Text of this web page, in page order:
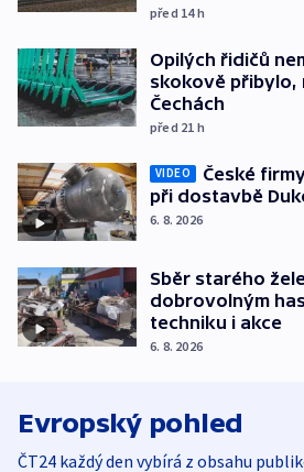
před 14h
Opilých řidičů
skokově přibylo,
Čechách
před 21 h
VIDEO
České
při dostavbě
6. 8. 2026
Sběr starého
dobrovolným
techniku i akce
6. 8. 2026
Evropský pohled
ČT24 každý den vybírá z obsahu